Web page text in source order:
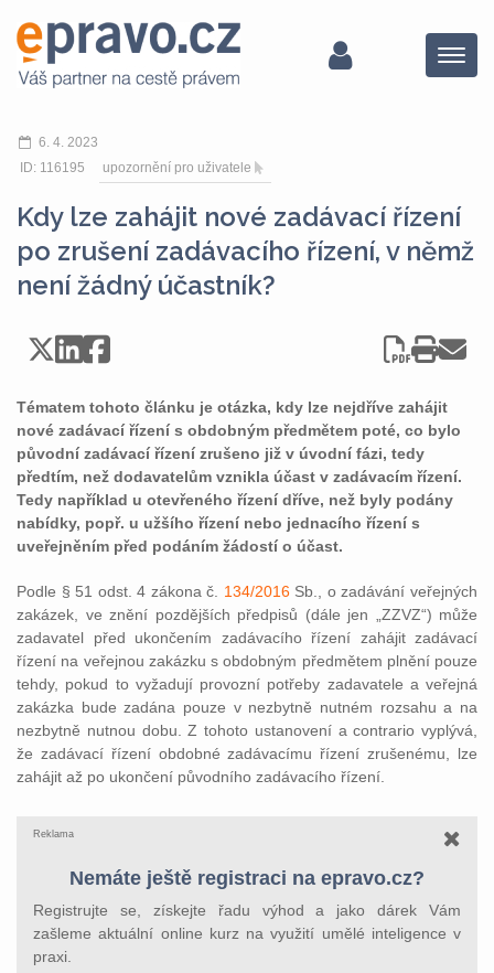
Menu
6. 4. 2023
ID: 116195
upozornění pro uživatele
Kdy lze zahájit nové zadávací řízení
po zrušení zadávacího řízení, v němž
není žádný účastník?
Tématem tohoto článku je otázka, kdy lze nejdříve zahájit
nové zadávací řízení s obdobným předmětem poté, co bylo
původní zadávací řízení zrušeno již v úvodní fázi, tedy
předtím, než dodavatelům vznikla účast v zadávacím řízení.
Tedy například u otevřeného řízení dříve, než byly podány
nabídky, popř. u užšího řízení nebo jednacího řízení s
uveřejněním před podáním žádostí o účast.
Podle § 51 odst. 4 zákona č. 134/2016Sb., o zadávání veřejných
zakázek, ve znění pozdějších předpisů (dále jen „ZZVZ“) může
zadavatel před ukončením zadávacího řízení zahájit zadávací
řízení na veřejnou zakázku s obdobným předmětem plnění pouze
tehdy, pokud to vyžadují provozní potřeby zadavatele a veřejná
zakázka bude zadána pouze v nezbytně nutném rozsahu a na
nezbytně nutnou dobu. Z tohoto ustanovení a contrario vyplývá,
že zadávací řízení obdobné zadávacímu řízení zrušenému, lze
zahájit až po ukončení původního zadávacího řízení.
Reklama
Nemáte ještě registraci na epravo.cz?
Registrujte se, získejte řadu výhod a jako dárek Vám
zašleme aktuální online kurz na využití umělé inteligence v
praxi.